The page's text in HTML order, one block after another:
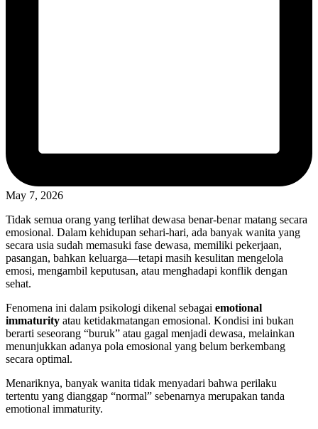
May 7, 2026
Tidak semua orang yang terlihat dewasa benar-benar matang secara
emosional. Dalam kehidupan sehari-hari, ada banyak wanita yang
secara usia sudah memasuki fase dewasa, memiliki pekerjaan,
pasangan, bahkan keluarga—tetapi masih kesulitan mengelola
emosi, mengambil keputusan, atau menghadapi konflik dengan
sehat.
Fenomena ini dalam psikologi dikenal sebagai emotional
immaturity atau ketidakmatangan emosional. Kondisi ini bukan
berarti seseorang “buruk” atau gagal menjadi dewasa, melainkan
menunjukkan adanya pola emosional yang belum berkembang
secara optimal.
Menariknya, banyak wanita tidak menyadari bahwa perilaku
tertentu yang dianggap “normal” sebenarnya merupakan tanda
emotional immaturity.